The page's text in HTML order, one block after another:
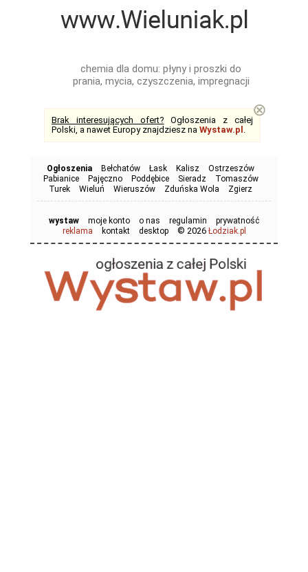
chemia dla domu: płyny i proszki do
prania, mycia, czyszczenia, impregnacji
Brak interesujących ofert? Ogłoszenia z całej
Polski, a nawet Europy znajdziesz na Wystaw.pl .
⊗
Ogłoszenia Bełchatów Łask Kalisz
Ostrzeszów
Pabianice
Pajęczno Poddębice Sieradz
Tomaszów
Turek
Wieluń Wieruszów Zduńska Wola Zgierz
wystaw moje konto o nas regulamin
prywatność
reklama
kontakt desktop © 2026 Łodziak.pl